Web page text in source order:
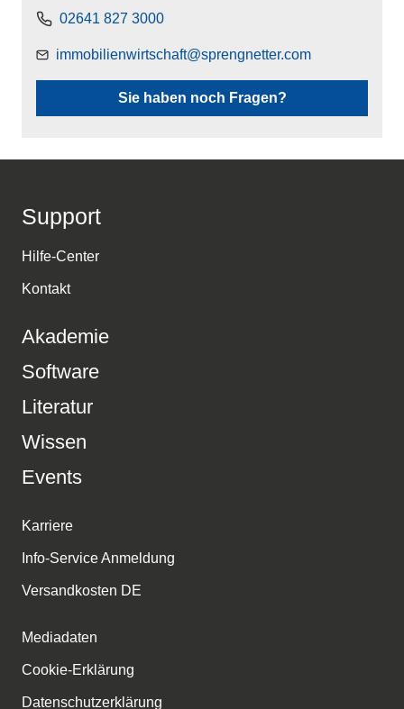
02641 827 3000
immobilienwirtschaft@sprengnetter.com
Sie haben noch Fragen?
Support
Hilfe-Center
Kontakt
Akademie
Software
Literatur
Wissen
Events
Karriere
Info-Service Anmeldung
Versandkosten DE
Mediadaten
Cookie-Erklärung
Datenschutzerklärung